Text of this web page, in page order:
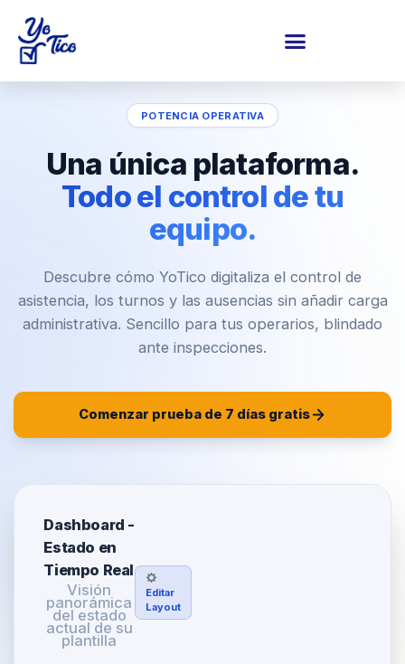
contenido
POTENCIA OPERATIVA
Una única plataforma.
Todo el control de tu
equipo.
Descubre cómo YoTico digitaliza el control de
asistencia, los turnos y las ausencias sin añadir carga
administrativa. Sencillo para tus operarios, blindado
ante inspecciones.
Comenzar prueba de 7 días gratis
Dashboard -
Estado en
Tiempo Real
Visión
panorámica
del estado
actual de su
plantilla
Editar
Layout